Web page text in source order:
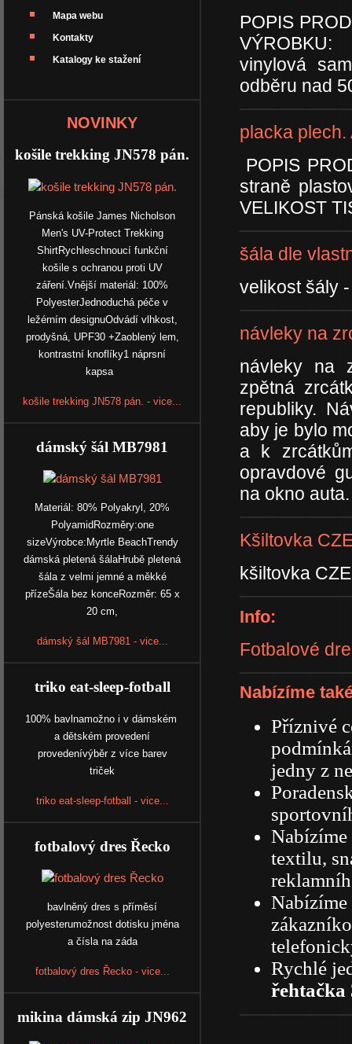
Mapa webu
Kontakty
Katalogy ke stažení
NOVINKY
košile trekking JN578 pán.
Pánská košile James Nicholson
Men's UV-Protect Trekking
ShirtRychleschnoucí funkční
košile s ochranou proti UV
záření.Vnější materiál: 100%
PolyesterJednoduchá péče v
ležérním designuOdvádí vlhkost,
prodyšná, UPF30 +Zaoblený lem,
kontrastní knoflíky1 náprsní
kapsa
košile trekking JN578 pán. - vice...
dámský šál MB7981
Materiál: 80% Polyakryl, 20%
PolyamidRozměry:one
sizeVýrobce:Myrtle BeachTrendy
dámská pletená šálaHrubě pletená
šála z velmi jemné a měkké
přízeŠála bez konceRozměr: 65 x
20 cm,
dámský šál MB7981 - vice...
triko eat-sleep-fotball
100% bavlnamožno i v dámském
a dětském provedení
provedenívýběr z více barev
triček
triko eat-sleep-fotball - vice...
fotbalový dres Řecko
bavlněný dres s příměsí
polyesterumožnost dotisku jména
a čísla na záda
fotbalový dres Řecko - vice...
mikina dámská zip JN962
POPIS
vinylová
odběru nad
placka plech.
POPIS
straně
VELIKOST
šála dle
velikost šály
návleky na
návleky na
zpětná
republiky.
aby je bylo
a k
opravdové
na okno auta.
Kšiltovka
kšiltovka
Info:
Fotbalové
Nabízíme
Příznivé
jedny z
textilu,
Nabízíme
Rychlé
řehtačka